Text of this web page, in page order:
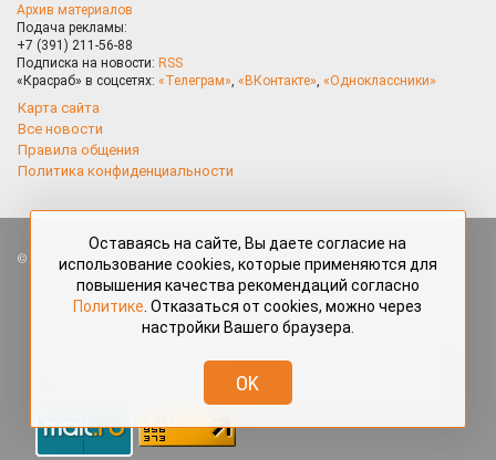
Архив материалов
Подача рекламы:
+7 (391) 211-56-88
Подписка на новости: RSS
«Красраб» в соцсетях: «Телеграм», «ВКонтакте», «Одноклассники»
Карта сайта
Все новости
Правила общения
Политика конфиденциальности
Все права защищены. Любые материалы, размещённые на портале
«Красраб.ру» сотрудниками редакции, нештатными авторами
и читателями, являются объектами авторского права. Полное или
частичное использование материалов, размещённых на портале
«Красраб.ру», допускается только с письменного согласия редакции
redaktor@krasrab.krsn.ru.
Оставаясь на сайте, Вы даете согласие на
использование cookies, которые применяются для
повышения качества рекомендаций согласно
Политике . Отказаться от cookies, можно через
настройки Вашего браузера.
OK